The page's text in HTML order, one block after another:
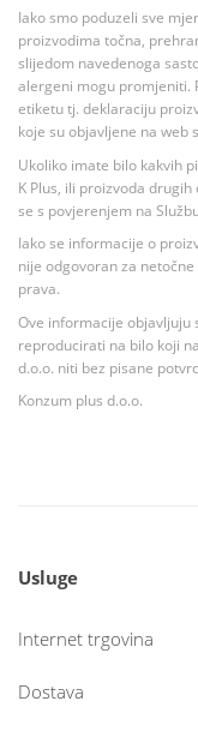
Iako smo poduzeli sve
proizvodima točna,
slijedom navedenoga
alergeni mogu promjeniti.
etiketu tj. deklaraciju
koje su objavljene na web
Ukoliko imate bilo kakvih
K Plus, ili proizvoda
se s povjerenjem na
Iako se informacije o
nije odgovoran za
prava.
Ove informacije objavljuju
reproducirati na bilo koji
d.o.o. niti bez pisane
Konzum plus d.o.o.
Usluge
Internet trgovina
Dostava